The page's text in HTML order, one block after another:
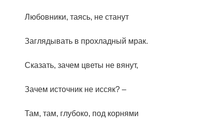
Любовники, таясь, не станут
Заглядывать в прохладный мрак.
Сказать, зачем цветы не вянут,
Зачем источник не иссяк? –
Там, там, глубоко, под корнями